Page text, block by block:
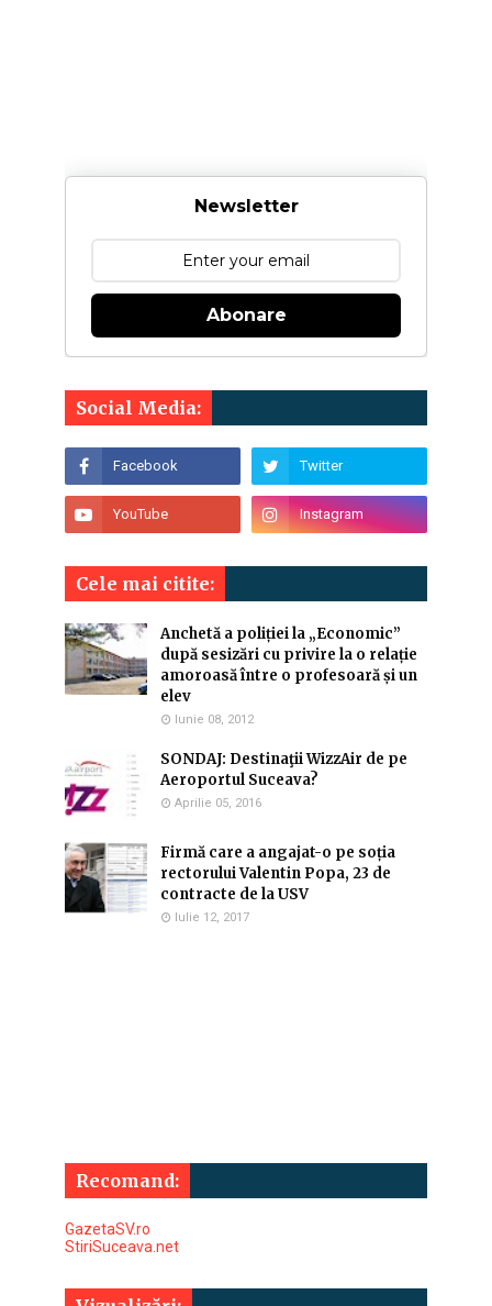
Newsletter
Abonare
Social Media:
Cele mai citite:
Anchetă a poliției la „Economic”
după sesizări cu privire la o relație
amoroasă între o profesoară și un
elev
Iunie 08, 2012
SONDAJ: Destinaţii WizzAir de pe
Aeroportul Suceava?
Aprilie 05, 2016
Firmă care a angajat-o pe soția
rectorului Valentin Popa, 23 de
contracte de la USV
Iulie 12, 2017
Recomand:
GazetaSV.ro
StiriSuceava.net